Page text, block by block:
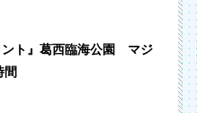
ント』葛西臨海公園 マジ
間